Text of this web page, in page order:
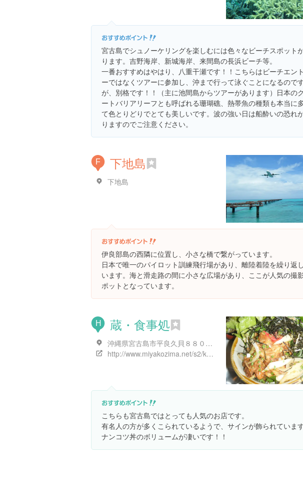
宮古島でシュノーケリングを楽しむには色々なビーチスポット
ります。吉野海岸、新城海岸、来間島の長浜ビーチ等。
一番おすすめはやはり、八重干瀬です！！こちらはビーチエン
ーではなくツアーに参加し、沖まで行って泳ぐことになるので
が、別格です！！（主に池間島からツアーがあります）日本の
ートバリアリーフとも呼ばれる珊瑚礁、熱帯魚の種類も本当に
て色とりどりでとても美しいです。波の強い日は船酔いの恐れ
りますのでご注意ください。
F 下地島
下地島
伊良部島の西隣に位置し、小さな橋で繋がっています。
日本で唯一のパイロット訓練飛行場があり、離陸着陸を繰り返
います。海と滑走路の間に小さな広場があり、ここが人気の撮
ポットとなっています。
H 蔵・食事処
沖縄県宮古島市平良久貝８８０-１１
http://www.miyakozima.net/s2/kura/index.php?pubid=320&dvsid=3&area1id=&cate1id=4&cate2id=&p=6&p_ref=
こちらも宮古島ではとっても人気のお店です。
有名人の方が多くこられているようで、サインが飾られています
ナンコツ丼のボリュームが凄いです！！